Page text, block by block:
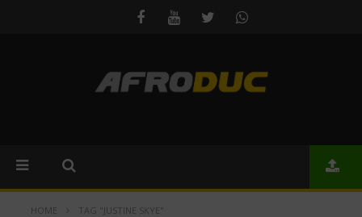
HOME TAG "JUSTINE SKYE"